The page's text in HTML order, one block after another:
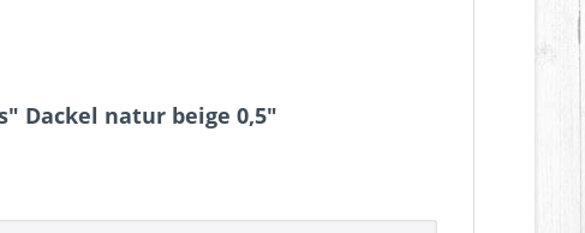
Dackel natur beige 0,5"